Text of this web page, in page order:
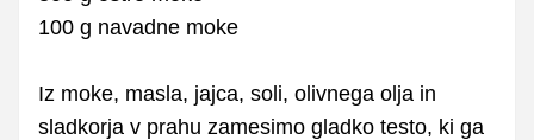
100 g navadne moke
Iz moke, masla, jajca, soli, olivnega olja in
sladkorja v prahu zamesimo gladko testo, ki ga